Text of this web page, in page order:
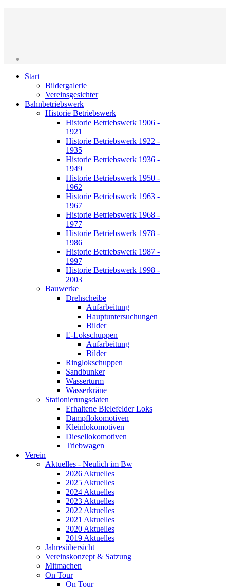
Start
Bildergalerie
Vereinsgesichter
Bahnbetriebswerk
Historie Betriebswerk
Historie Betriebswerk 1906 -
1921
Historie Betriebswerk 1922 -
1935
Historie Betriebswerk 1936 -
1949
Historie Betriebswerk 1950 -
1962
Historie Betriebswerk 1963 -
1967
Historie Betriebswerk 1968 -
1977
Historie Betriebswerk 1978 -
1986
Historie Betriebswerk 1987 -
1997
Historie Betriebswerk 1998 -
2003
Bauwerke
Drehscheibe
Aufarbeitung
Hauptuntersuchungen
Bilder
E-Lokschuppen
Aufarbeitung
Bilder
Ringlokschuppen
Sandbunker
Wasserturm
Wasserkräne
Stationierungsdaten
Erhaltene Bielefelder Loks
Dampflokomotiven
Kleinlokomotiven
Diesellokomotiven
Triebwagen
Verein
Aktuelles - Neulich im Bw
2026 Aktuelles
2025 Aktuelles
2024 Aktuelles
2023 Aktuelles
2022 Aktuelles
2021 Aktuelles
2020 Aktuelles
2019 Aktuelles
Jahresübersicht
Vereinskonzept & Satzung
Mitmachen
On Tour
On Tour